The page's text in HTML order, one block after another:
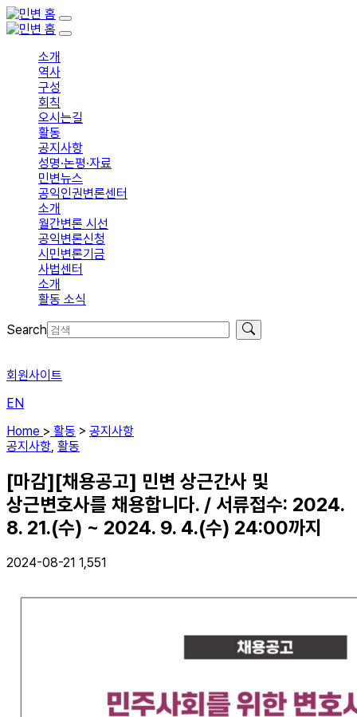
소개
역사
구성
회칙
오시는길
활동
공지사항
성명·논평·자료
민변뉴스
공익인권변론센터
소개
월간변론 시선
공익변론신청
시민변론기금
사법센터
소개
활동 소식
Search
회원사이트
EN
Home > 활동 > 공지사항
공지사항, 활동
[마감][채용공고] 민변 상근간사 및
상근변호사를 채용합니다. / 서류접수: 2024.
8. 21.(수) ~ 2024. 9. 4.(수) 24:00까지
2024-08-21 1,551